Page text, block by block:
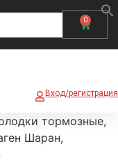
0
Вход/регистрация
тормозные,
Шаран,